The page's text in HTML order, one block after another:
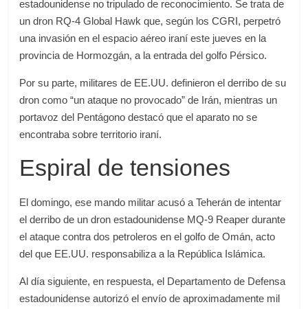
estadounidense no tripulado de reconocimiento. Se trata de
un dron RQ-4 Global Hawk que, según los CGRI, perpetró
una invasión en el espacio aéreo iraní este jueves en la
provincia de Hormozgán, a la entrada del golfo Pérsico.
Por su parte, militares de EE.UU. definieron el derribo de su
dron como “un ataque no provocado” de Irán, mientras un
portavoz del Pentágono destacó que el aparato no se
encontraba sobre territorio iraní.
Espiral de tensiones
El domingo, ese mando militar acusó a Teherán de intentar
el derribo de un dron estadounidense MQ-9 Reaper durante
el ataque contra dos petroleros en el golfo de Omán, acto
del que EE.UU. responsabiliza a la República Islámica.
Al día siguiente, en respuesta, el Departamento de Defensa
estadounidense autorizó el envío de aproximadamente mil